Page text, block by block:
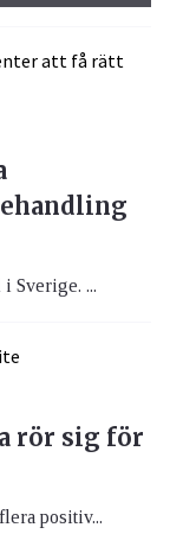
Sverige. ...
rör sig för
positiv...